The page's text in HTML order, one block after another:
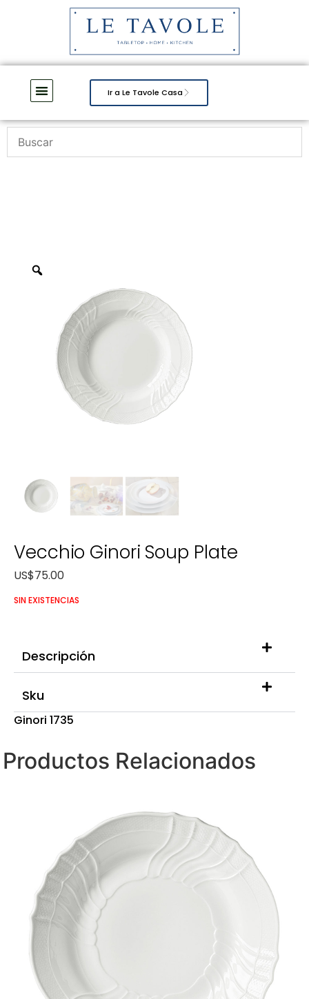
Ir a Le Tavole Casa
Vecchio Ginori Soup Plate
US$75.00
SIN EXISTENCIAS
Descripción
Sku
Ginori 1735
Productos Relacionados